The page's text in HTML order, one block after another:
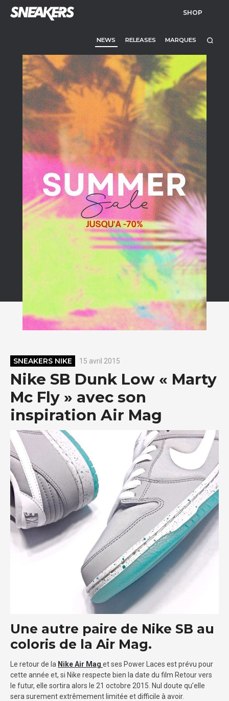
SHOP
NEWS RELEASES MARQUES
SNEAKERS NIKE 15 avril 2015
Nike SB Dunk Low « Marty
Mc Fly » avec son
inspiration Air Mag
Une autre paire de Nike SB au
coloris de la Air Mag.
Le retour de la Nike Air Mag et ses Power Laces est prévu pour
cette année et, si Nike respecte bien la date du film Retour vers
le futur, elle sortira alors le 21 octobre 2015. Nul doute qu’elle
sera surement extrêmement limitée et difficile à avoir.